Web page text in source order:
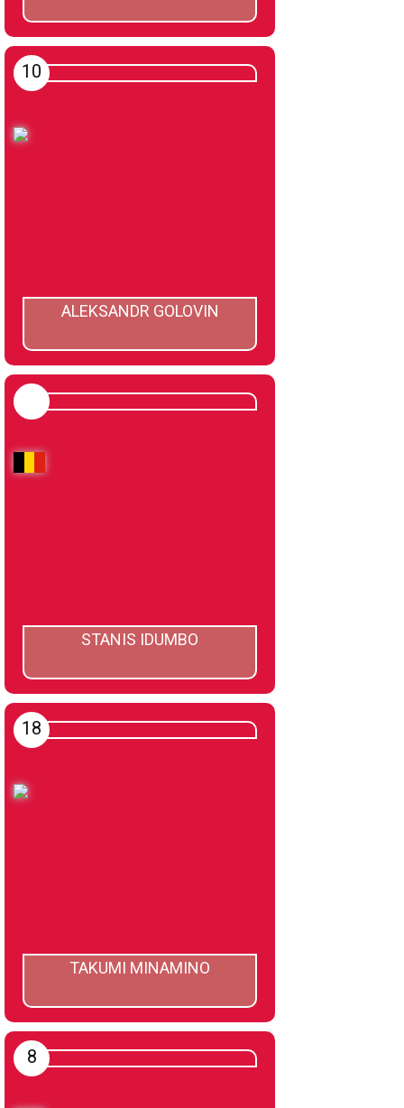
10
ALEKSANDR GOLOVIN
STANIS IDUMBO
18
TAKUMI MINAMINO
8